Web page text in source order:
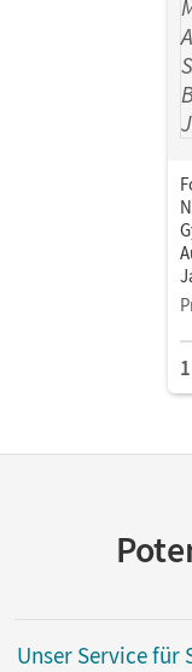
Unser Service für